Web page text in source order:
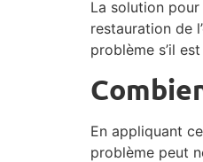
La solution
restauration de
problème s’il
En appliquant
problème peut